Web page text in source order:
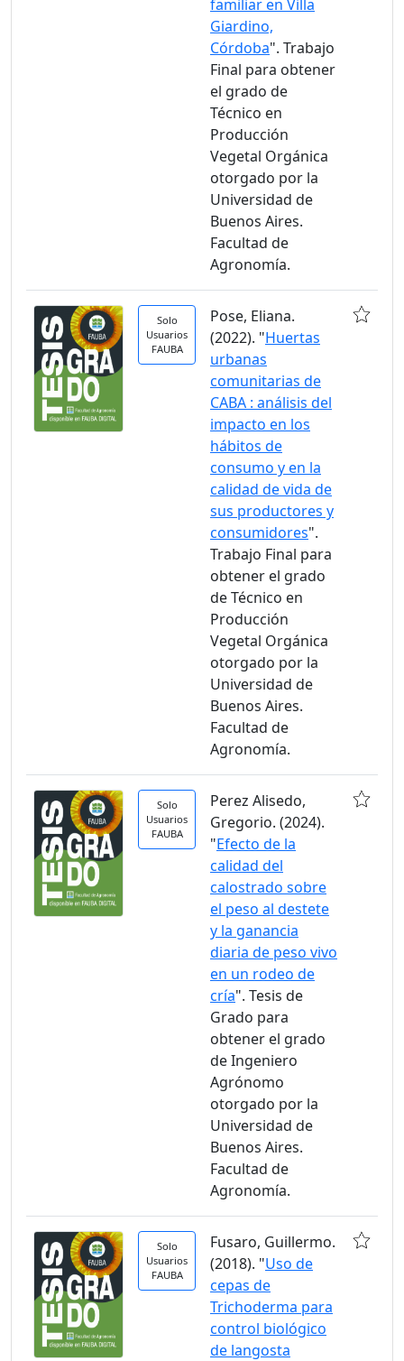
familiar en Villa
Giardino,
Córdoba". Trabajo
Final para obtener
el grado de
Técnico en
Producción
Vegetal Orgánica
otorgado por la
Universidad de
Buenos Aires.
Facultad de
Agronomía.
Solo
Usuarios
FAUBA
Pose, Eliana.
(2022). "Huertas
urbanas
comunitarias de
CABA : análisis del
impacto en los
hábitos de
consumo y en la
calidad de vida de
sus productores y
consumidores".
Trabajo Final para
obtener el grado
de Técnico en
Producción
Vegetal Orgánica
otorgado por la
Universidad de
Buenos Aires.
Facultad de
Agronomía.
Solo
Usuarios
FAUBA
Perez Alisedo,
Gregorio. (2024).
"Efecto de la
calidad del
calostrado sobre
el peso al destete
y la ganancia
diaria de peso vivo
en un rodeo de
cría". Tesis de
Grado para
obtener el grado
de Ingeniero
Agrónomo
otorgado por la
Universidad de
Buenos Aires.
Facultad de
Agronomía.
Solo
Usuarios
FAUBA
Fusaro, Guillermo.
(2018). "Uso de
cepas de
Trichoderma para
control biológico
de langosta